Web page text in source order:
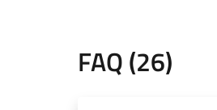
FAQ (26)